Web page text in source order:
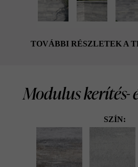
TOVÁBBI RÉSZLETEK A
Modulus kerítés-
SZÍN: